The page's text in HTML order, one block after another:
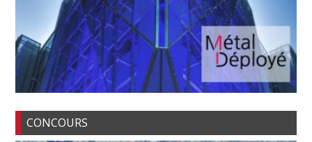
CONCOURS